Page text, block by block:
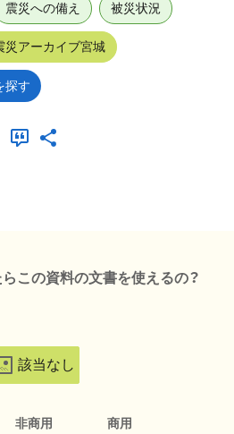
震災への備え 被災状況
災アーカイブ宮城
探す
この資料の文書を使えるの？
該当なし
非商用 商用